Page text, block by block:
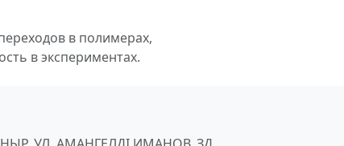
в полимерах,
в экспериментах.